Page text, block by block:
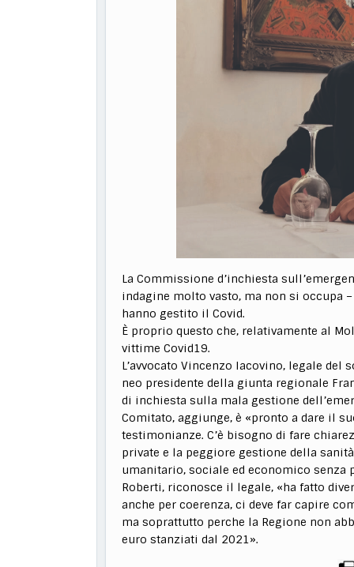
La Commissione d’inchiesta
indagine molto vasto, ma non si occupa
hanno gestito il Covid.
È proprio questo che, relativamente al
vittime Covid19.
L’avvocato Vincenzo Iacovino, legale
neo presidente della giunta regionale
di inchiesta sulla mala gestione
Comitato, aggiunge, è «pronto a dare il
testimonianze. C’è bisogno di fare
private e la peggiore gestione della
umanitario, sociale ed economico senza
Roberti, riconosce il legale, «ha fatto
anche per coerenza, ci deve far capire
ma soprattutto perche la Regione non
euro stanziati dal 2021».